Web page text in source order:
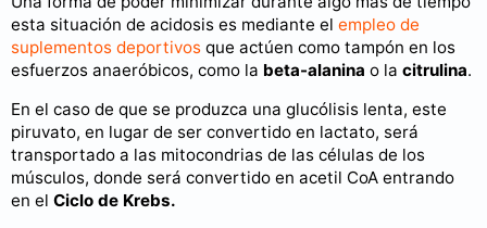
esta situación de acidosis es mediante el empleo de
suplementos deportivos que actúen como tampón en los
esfuerzos anaeróbicos, como la beta-alanina o la citrulina.
En el caso de que se produzca una glucólisis lenta, este
piruvato, en lugar de ser convertido en lactato, será
transportado a las mitocondrias de las células de los
músculos, donde será convertido en acetil CoA entrando
en el Ciclo de Krebs.